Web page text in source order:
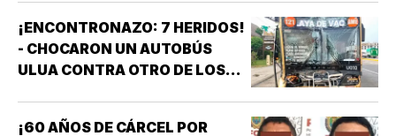
¡ENCONTRONAZO: 7 HERIDOS!
- CHOCARON UN AUTOBÚS
ULUA CONTRA OTRO DE LOS
¡60 AÑOS DE CÁRCEL POR